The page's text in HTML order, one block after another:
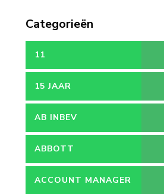
Categorieën
11
15 JAAR
AB INBEV
ABBOTT
ACCOUNT MANAGER